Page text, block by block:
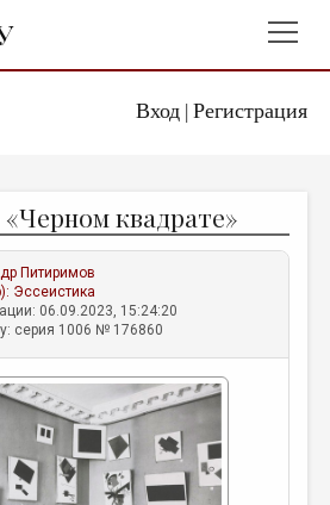
Вход| Регистрация
квадрате»
Питиримов
Эссеистика
06.09.2023, 15:24:20
серия 1006 № 176860